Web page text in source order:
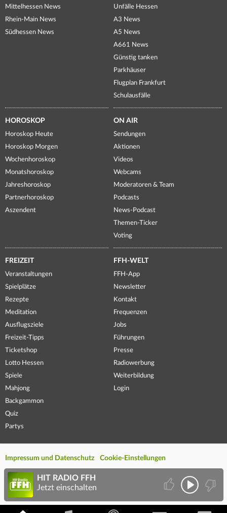
Mittelhessen News
Rhein-Main News
Südhessen News
Unfälle Hessen
A3 News
A5 News
A661 News
Günstig tanken
Parkhäuser
Flugplan Frankfurt
Schulausfälle
HOROSKOP
Horoskop Heute
Horoskop Morgen
Wochenhoroskop
Monatshoroskop
Jahreshoroskop
Partnerhoroskop
Aszendent
ON AIR
Sendungen
Aktionen
Videos
Webcams
Moderatoren & Team
Podcasts
News-Podcast
Themen-Ticker
Voting
FREIZEIT
Veranstaltungen
Spielplätze
Rezepte
Meditation
Ausflugsziele
Freizeit-Tipps
Ticketshop
Lotto Hessen
Spiele
Mahjong
Backgammon
Quiz
Partys
FFH-WELT
FFH-App
Newsletter
Kontakt
Frequenzen
Jobs
Führungen
Presse
Radiowerbung
Weiterbildung
Login
Impressum und Datenschutz Cookie-Einstellungen
HIT RADIO FFH
Jetzt einschalten